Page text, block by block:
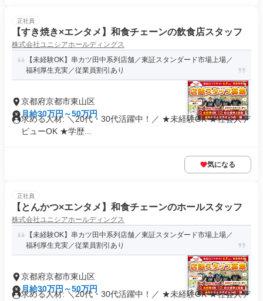
正社員
【すき焼き×エンタメ】和食チェーンの飲食店スタッフ
株式会社ユニシアホールディングス
【未経験OK】串カツ田中系列店舗／東証スタンダード市場上場／
福利厚生充実／従業員割引あり
京都府京都市東山区
月給30万円～50万円
求める人材: ＼20代・30代活躍中！／ ★未経験OK ★社会人デ
ビューOK ★学歴...
気になる
正社員
【とんかつ×エンタメ】和食チェーンのホールスタッフ
株式会社ユニシアホールディングス
【未経験OK】串カツ田中系列店舗／東証スタンダード市場上場／
福利厚生充実／従業員割引あり
京都府京都市東山区
月給30万円～50万円
求める人材: ＼20代・30代活躍中！／ ★未経験OK ★社会人デ